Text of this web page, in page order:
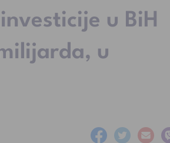
u BiH
u